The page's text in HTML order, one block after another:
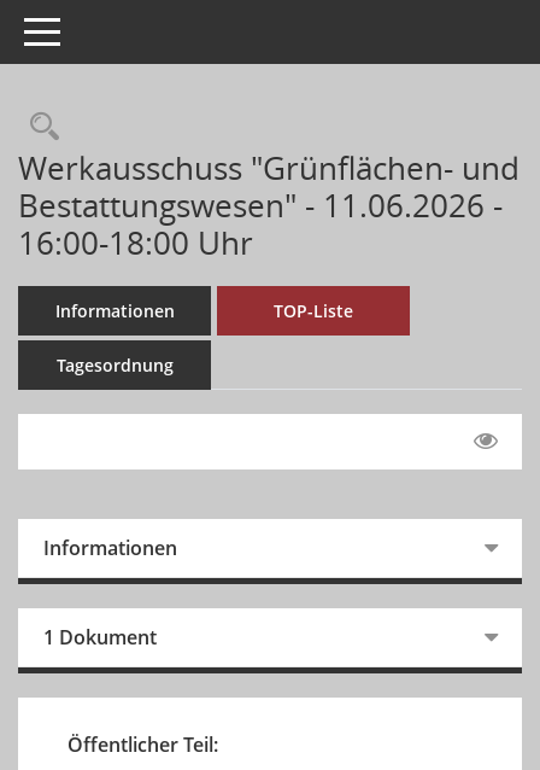
Toggle navigation
Werkausschuss "Grünflächen- und
Bestattungswesen" - 11.06.2026 -
16:00-18:00 Uhr
Informationen TOP-Liste
Tagesordnung
Informationen
1 Dokument
Öffentlicher Teil: